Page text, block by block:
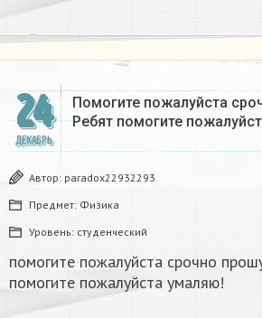
24
ДЕКАБРЬ
Помогите пожалуйста
Ребят помогите
Автор: paradox22932293
Предмет: Физика
Уровень: студенческий
помогите пожалуйста срочно
помогите пожалуйста умаляю! ​